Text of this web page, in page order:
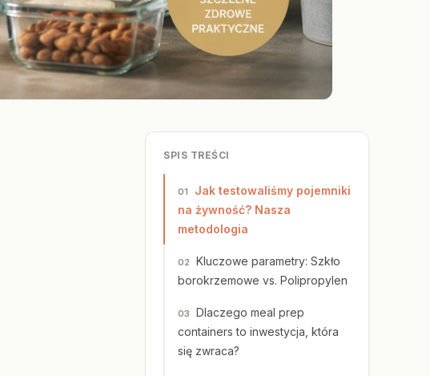
SPIS TREŚCI
Jak testowaliśmy pojemniki
na żywność? Nasza
metodologia
Kluczowe parametry: Szkło
borokrzemowe vs. Polipropylen
Dlaczego meal prep
containers to inwestycja, która
się zwraca?